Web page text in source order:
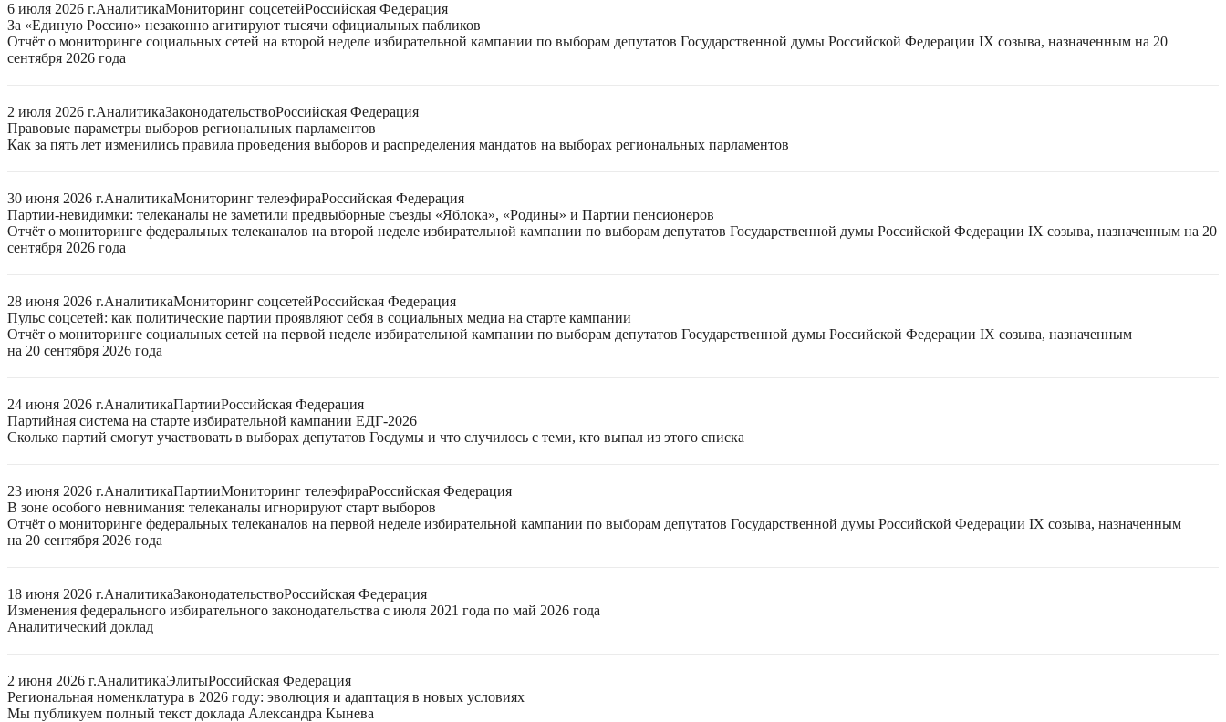
6 июля 2026 г.АналитикаМониторинг соцсетейРоссийская Федерация
За «Единую Россию» незаконно агитируют тысячи официальных пабликов
Отчёт о мониторинге социальных сетей на второй неделе избирательной кампании по выборам депутатов Государственной думы Российской Федерации IX созыва, назначенным на 20
сентября 2026 года
2 июля 2026 г.АналитикаЗаконодательствоРоссийская Федерация
Правовые параметры выборов региональных парламентов
Как за пять лет изменились правила проведения выборов и распределения мандатов на выборах региональных парламентов
30 июня 2026 г.АналитикаМониторинг телеэфираРоссийская Федерация
Партии-невидимки: телеканалы не заметили предвыборные съезды «Яблока», «Родины» и Партии пенсионеров
Отчёт о мониторинге федеральных телеканалов на второй неделе избирательной кампании по выборам депутатов Государственной думы Российской Федерации IX созыва, назначенным на 20
сентября 2026 года
28 июня 2026 г.АналитикаМониторинг соцсетейРоссийская Федерация
Пульс соцсетей: как политические партии проявляют себя в социальных медиа на старте кампании
Отчёт о мониторинге социальных сетей на первой неделе избирательной кампании по выборам депутатов Государственной думы Российской Федерации IX созыва, назначенным
на 20 сентября 2026 года
24 июня 2026 г.АналитикаПартииРоссийская Федерация
Партийная система на старте избирательной кампании ЕДГ-2026
Сколько партий смогут участвовать в выборах депутатов Госдумы и что случилось с теми, кто выпал из этого списка
23 июня 2026 г.АналитикаПартииМониторинг телеэфираРоссийская Федерация
В зоне особого невнимания: телеканалы игнорируют старт выборов
Отчёт о мониторинге федеральных телеканалов на первой неделе избирательной кампании по выборам депутатов Государственной думы Российской Федерации IX созыва, назначенным
на 20 сентября 2026 года
18 июня 2026 г.АналитикаЗаконодательствоРоссийская Федерация
Изменения федерального избирательного законодательства с июля 2021 года по май 2026 года
Аналитический доклад
2 июня 2026 г.АналитикаЭлитыРоссийская Федерация
Региональная номенклатура в 2026 году: эволюция и адаптация в новых условиях
Мы публикуем полный текст доклада Александра Кынева